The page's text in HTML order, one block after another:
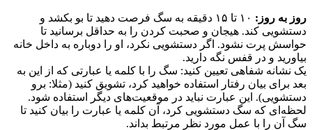
روز به روز:
۱۰ تا ۱۵ دقیقه به سگ فرصت دهید تا بو بکشد و
دستشویی کند. هیجان و صحبت کردن را به حداقل برسانید تا
حواسش پرت نشود. اگر دستشویی نکرد، او را دوباره به داخل خانه
بیاورید و در قفس نگه دارید.
یک نشانه شفاهی تعیین کنید: سگ را با کلمه یا عبارتی که از این به
بعد برای بیان رفتار استفاده خواهید کرد، تشویق کنید (مثلا: برو
دستشویی). این عبارت نباید در موقعیت‌های دیگر استفاده شود.
لحظه‌ای که سگ دستشویی کرد، آن کلمه یا عبارت را بیان کنید تا
سگ آن را با عمل مورد نظر مرتبط بداند.